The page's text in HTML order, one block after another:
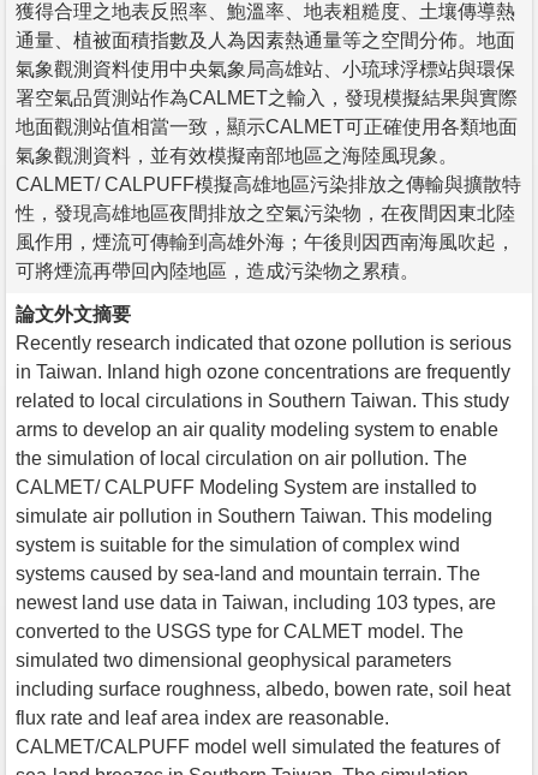
獲得合理之地表反照率、鮑溫率、地表粗糙度、土壤傳導熱
通量、植被面積指數及人為因素熱通量等之空間分佈。地面
氣象觀測資料使用中央氣象局高雄站、小琉球浮標站與環保
署空氣品質測站作為CALMET之輸入，發現模擬結果與實際
地面觀測站值相當一致，顯示CALMET可正確使用各類地面
氣象觀測資料，並有效模擬南部地區之海陸風現象。
CALMET/ CALPUFF模擬高雄地區污染排放之傳輸與擴散特
性，發現高雄地區夜間排放之空氣污染物，在夜間因東北陸
風作用，煙流可傳輸到高雄外海；午後則因西南海風吹起，
可將煙流再帶回內陸地區，造成污染物之累積。
論文外文摘要
Recently research indicated that ozone pollution is serious
in Taiwan. Inland high ozone concentrations are frequently
related to local circulations in Southern Taiwan. This study
arms to develop an air quality modeling system to enable
the simulation of local circulation on air pollution. The
CALMET/ CALPUFF Modeling System are installed to
simulate air pollution in Southern Taiwan. This modeling
system is suitable for the simulation of complex wind
systems caused by sea-land and mountain terrain. The
newest land use data in Taiwan, including 103 types, are
converted to the USGS type for CALMET model. The
simulated two dimensional geophysical parameters
including surface roughness, albedo, bowen rate, soil heat
flux rate and leaf area index are reasonable.
CALMET/CALPUFF model well simulated the features of